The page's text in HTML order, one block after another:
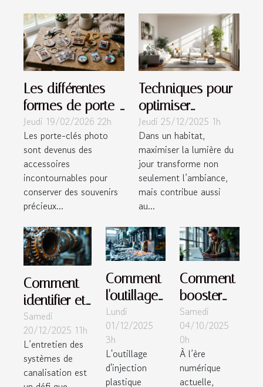
Les différentes
formes de porte-
clés photo
disponibles
Jeudi 19/02/2026 22h
Les porte-clés photo
sont devenus des
accessoires
incontournables pour
conserver des souvenirs
précieux...
Techniques pour
optimiser
l'éclairage naturel
dans votre
habitat
Jeudi 25/12/2025 1h
Dans un habitat,
maximiser la lumière du
jour transforme non
seulement l’ambiance,
mais contribue aussi
au...
Comment
identifier et
prévenir les
obstructions
dans les
systèmes
Samedi
20/12/2025 11h
L’entretien des
systèmes de
canalisation est
Comment
l'outillage
d'injection
plastique
renforce-t-
il
l'industrie
Lundi
01/12/2025
3h
L'outillage
d'injection
plastique
Comment
booster
votre trafic
en ligne
grâce à
des
stratégies
Samedi
04/10/2025
0h
À l’ère
numérique
actuelle,